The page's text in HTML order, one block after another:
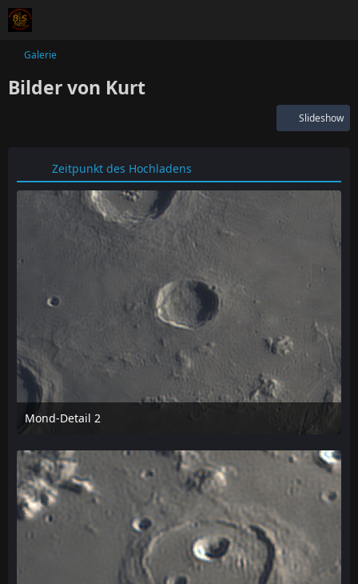
Galerie
Bilder von Kurt
Slideshow
Zeitpunkt des Hochladens
Mond-Detail 2